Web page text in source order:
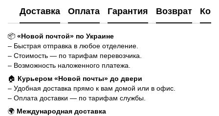
Доставка Оплата Гарантия Возврат
📦 «Новой почтой» по Украине
– Быстрая отправка в любое отделение.
– Стоимость — по тарифам перевозчика.
– Возможность наложенного платежа.
🏠 Курьером «Новой почты» до двери
– Удобная доставка прямо к вам домой или в офис.
– Оплата доставки — по тарифам службы.
🌍 Международная доставка